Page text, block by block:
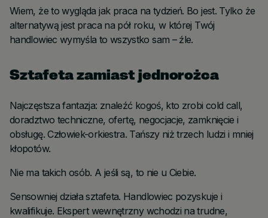
Wiem, że to wygląda jak praca na tydzień. Bo jest. Tylko że
alternatywą jest praca na pół roku, w której Twój
handlowiec wymyśla to wszystko sam – źle.
Sztafeta zamiast jednorożca
Najczęstsza fantazja: znaleźć kogoś, kto zrobi cold call,
doradztwo techniczne, ofertę, negocjacje, zamknięcie i
obsługę. Człowiek-orkiestra. Tańszy niż trzech ludzi i mniej
kłopotów.
Nie ma takich osób. A jeśli są, to nie u Ciebie.
Sensowniej działa sztafeta. Handlowiec pozyskuje i
kwalifikuje. Ekspert wewnętrzny wchodzi na trudne,